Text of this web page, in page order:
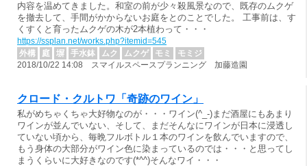
内容を温めてきました。和室の前が少々殺風景なので、既存のムクゲ
を撤去して、手間がかからないお庭をとのことでした。 工事前は、す
くすくと育ったムクゲの木が2本植わって・・・
https://ssplan.net/works.php?itemid=545
外構
庭 塀 手水鉢 ムク ムクゲ モミ
モミジ
2018/10/22 14:08 スマイルスペースプランニング 加藤造園
クロード・クルトワ「奇跡のワイン」
私がめちゃくちゃ大好物なのが・・・ワイン(^_-)まだ酒屋にもあまり
ワインが並んでいない、そして、まだそんなにワインが日本に浸透し
ていない頃から、毎晩フルボトル１本のワインを飲んでいますので、
もう身体の大部分がワイン色に染まっているのでは・・・と思ってし
まうくらいに大好きなのです(*^^)そんなワイ・・・